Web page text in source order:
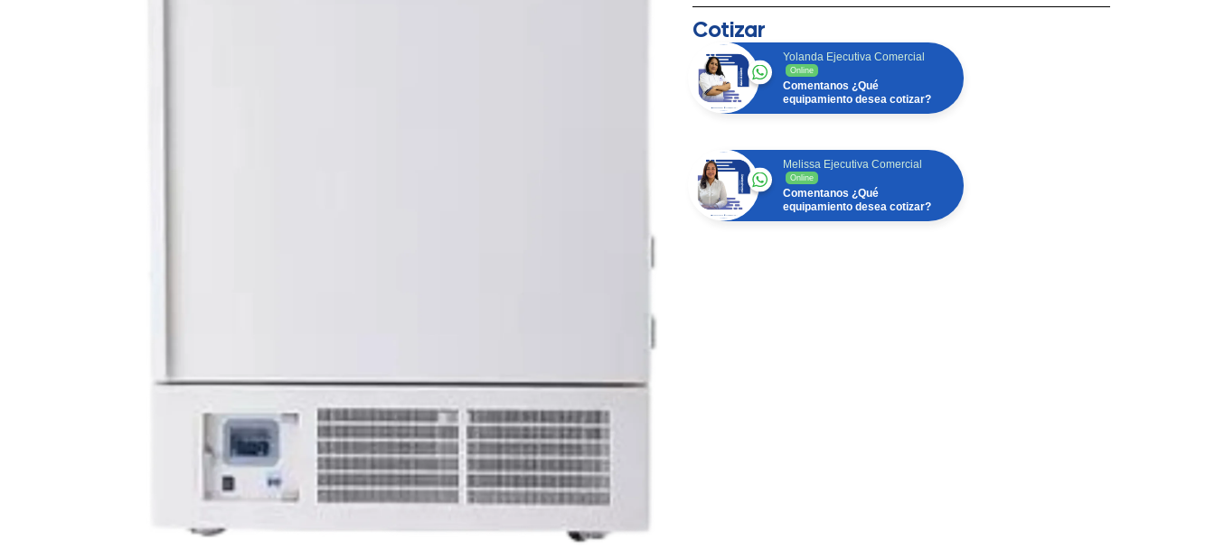
Cotizar
Yolanda Ejecutiva Comercial
Online
Comentanos ¿Qué
equipamiento desea cotizar?
Melissa Ejecutiva Comercial
Online
Comentanos ¿Qué
equipamiento desea cotizar?